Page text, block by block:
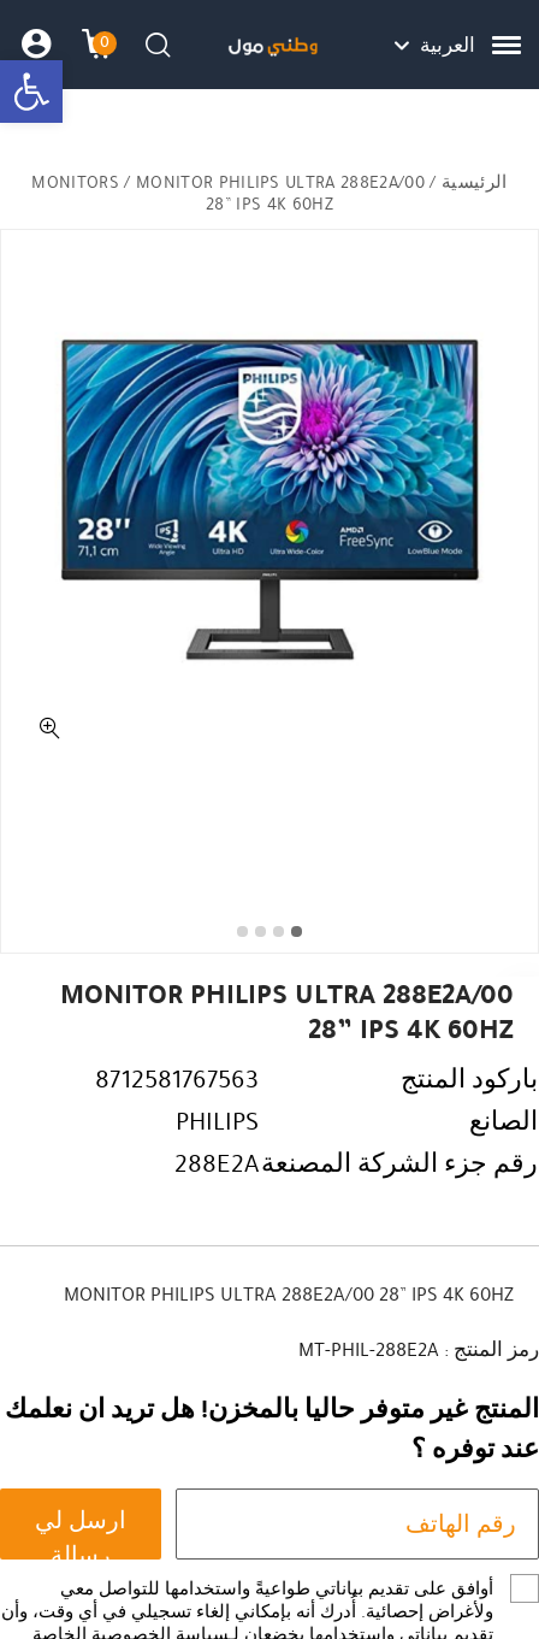
هل نزلت التطبيق ليصلك كل جديد ؟
العربية 0
עגלתחיפוש
الرئيسية /
MONITORS/ MONITOR PHILIPS ULTRA 288E2A/00
28” IPS 4K 60HZ
MONITOR PHILIPS ULTRA 288E2A/00
28” IPS 4K 60HZ
باركود المنتج
8712581767563
الصانع
PHILIPS
رقم جزء الشركة المصنعة288E2A
MONITOR PHILIPS ULTRA 288E2A/00 28” IPS 4K 60HZ
رمز المنتج : MT-PHIL-288E2A
المنتج غير متوفر حاليا بالمخزن! هل تريد ان نعلمك
عند توفره ؟
ارسل لي
رسالة
أوافق على تقديم بياناتي طواعيةً واستخدامها للتواصل معي
ولأغراض إحصائية. أُدرك أنه بإمكاني إلغاء تسجيلي في أي وقت، وأن